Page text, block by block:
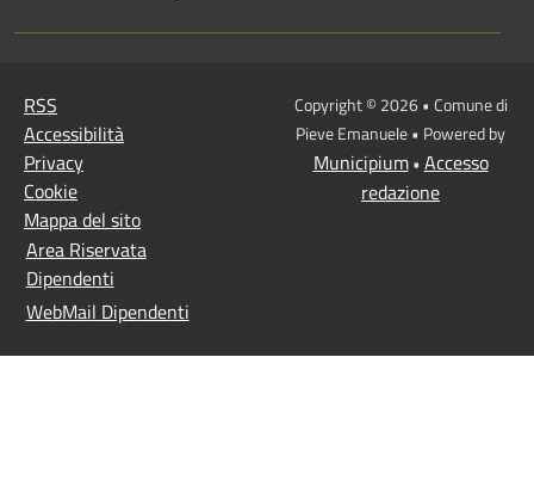
RSS
Accessibilità
Privacy
Cookie
Mappa del sito
Area Riservata
Dipendenti
WebMail Dipendenti
Copyright © 2026 • Comune di
Pieve Emanuele • Powered by
Municipium• Accesso
redazione